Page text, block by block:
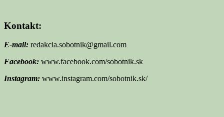
Kontakt:
E-mail: redakcia.sobotnik@gmail.com
Facebook: www.facebook.com/sobotnik.sk
Instagram: www.instagram.com/sobotnik.sk/